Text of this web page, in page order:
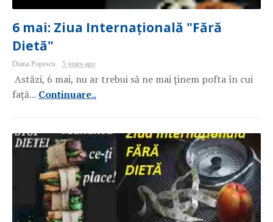
6 mai: Ziua Internațională "Fără
Dietă"
Diana Popescu 5 years ago
Astăzi, 6 mai, nu ar trebui să ne mai ținem pofta în cui
față... Continuare..